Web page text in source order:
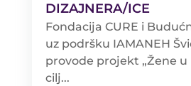
DIZAJNERA/ICE
Fondacija CURE i
uz podršku IAMANEH
provode projekt „Žene u
cilj...